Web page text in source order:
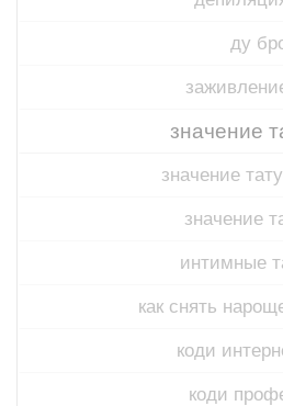
ду
значение
значение
значение
интимные
как снять
коди
коди